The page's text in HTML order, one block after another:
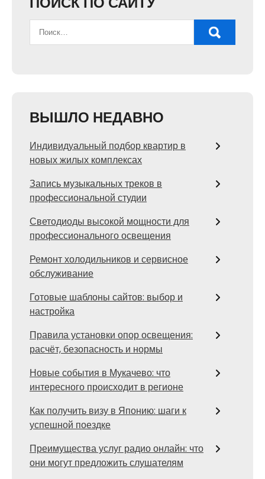
ВЫШЛО НЕДАВНО
Индивидуальный подбор квартир в
новых жилых комплексах
Запись музыкальных треков в
профессиональной студии
Светодиоды высокой мощности для
профессионального освещения
Ремонт холодильников и сервисное
обслуживание
Готовые шаблоны сайтов: выбор и
настройка
Правила установки опор освещения:
расчёт, безопасность и нормы
Новые события в Мукачево: что
интересного происходит в регионе
Как получить визу в Японию: шаги к
успешной поездке
Преимущества услуг радио онлайн: что
они могут предложить слушателям